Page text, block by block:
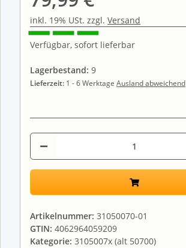
inkl. 19% USt. zzgl. Versand
Verfügbar, sofort lieferbar
Lagerbestand: 9
Lieferzeit: 1 - 6 Werktage Ausland abweichend
Artikelnummer: 31050070-01
GTIN: 4062964059209
Kategorie: 3105007x (alt 50700)